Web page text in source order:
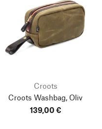
Croots
Croots Washbag, Oliv
139,00 €